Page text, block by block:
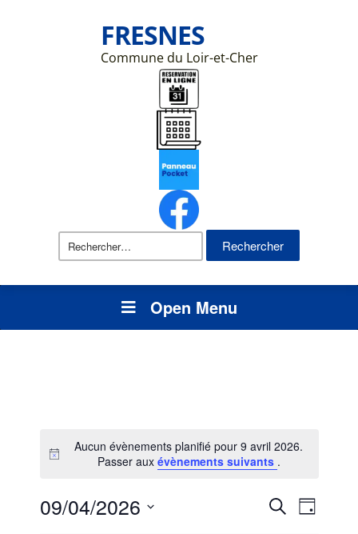
FRESNES
Commune du Loir-et-Cher
Rechercher :
Open Menu
Notice
Aucun évènements planifié pour 9 avril 2026.
Passer aux évènements suivants .
Recherche
Jour
09/04/2026